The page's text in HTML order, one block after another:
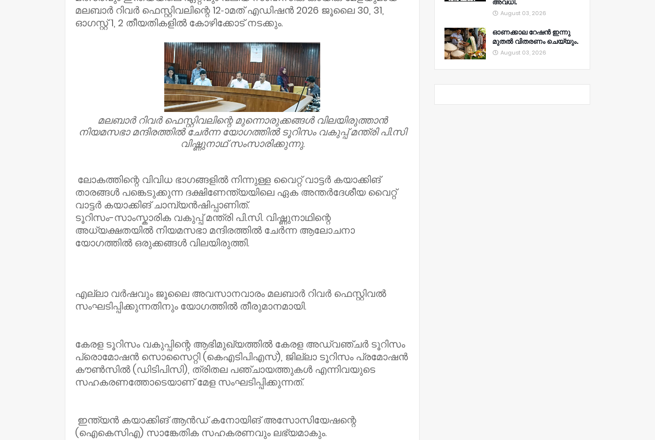
മലബാർ റിവർ ഫെസ്റ്റിവലിന്റെ 12-ാമത് എഡിഷൻ 2026 ജൂലൈ 30, 31,
ഓഗസ്റ്റ് 1, 2 തീയതികളിൽ കോഴിക്കോട് നടക്കും.
മലബാർ റിവർ ഫെസ്റ്റിവലിന്റെ മുന്നൊരുക്കങ്ങൾ വിലയിരുത്താൻ
നിയമസഭാ മന്ദിരത്തിൽ ചേർന്ന യോഗത്തിൽ ടൂറിസം വകുപ്പ് മന്ത്രി പി.സി
വിഷ്ണുനാഥ് സംസാരിക്കുന്നു.
ലോകത്തിന്റെ വിവിധ ഭാഗങ്ങളിൽ നിന്നുള്ള വൈറ്റ് വാട്ടർ കയാക്കിങ്
താരങ്ങൾ പങ്കെടുക്കുന്ന ദക്ഷിണേന്ത്യയിലെ ഏക അന്തർദേശീയ വൈറ്റ്
വാട്ടർ കയാക്കിങ് ചാമ്പ്യൻഷിപ്പാണിത്.
ടൂറിസം-സാംസ്കാരിക വകുപ്പ് മന്ത്രി പി.സി. വിഷ്ണുനാഥിന്റെ
അധ്യക്ഷതയിൽ നിയമസഭാ മന്ദിരത്തിൽ ചേർന്ന ആലോചനാ
യോഗത്തിൽ ഒരുക്കങ്ങൾ വിലയിരുത്തി.
എല്ലാ വർഷവും ജൂലൈ അവസാനവാരം മലബാർ റിവർ ഫെസ്റ്റിവൽ
സംഘടിപ്പിക്കുന്നതിനും യോഗത്തിൽ തീരുമാനമായി.
കേരള ടൂറിസം വകുപ്പിന്റെ ആഭിമുഖ്യത്തിൽ കേരള അഡ്വഞ്ചർ ടൂറിസം
പ്രൊമോഷൻ സൊസൈറ്റി (കെഎടിപിഎസ്), ജില്ലാ ടൂറിസം പ്രമോഷൻ
കൗൺസിൽ (ഡിടിപിസി), ത്രിതല പഞ്ചായത്തുകൾ എന്നിവയുടെ
സഹകരണത്തോടെയാണ് മേള സംഘടിപ്പിക്കുന്നത്.
ഇന്ത്യൻ കയാക്കിങ് ആൻഡ് കനോയിങ് അസോസിയേഷന്റെ
(ഐകെസിഎ) സാങ്കേതിക സഹകരണവും ലഭ്യമാകും.
അവധി.
August 03, 2026
ഓണക്കാല റേഷൻ ഇന്നു
മുതല്‍ വിതരണം ചെയ്യും.
August 03, 2026